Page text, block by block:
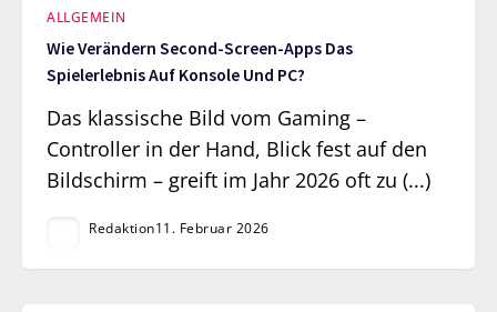
ALLGEMEIN
Wie Verändern Second-Screen-Apps Das
Spielerlebnis Auf Konsole Und PC?
Das klassische Bild vom Gaming –
Controller in der Hand, Blick fest auf den
Bildschirm – greift im Jahr 2026 oft zu (...)
Redaktion11. Februar 2026